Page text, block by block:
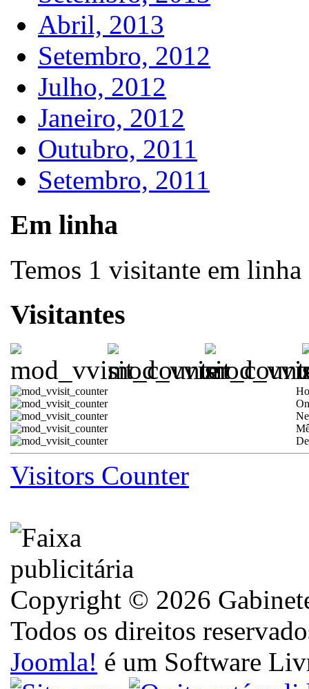
Abril, 2013
Setembro, 2012
Julho, 2012
Janeiro, 2012
Outubro, 2011
Setembro, 2011
Em linha
Temos 1 visitante em linha
Visitantes
Visitors Counter
Copyright © 2026
Todos os direitos
Joomla! é um Software